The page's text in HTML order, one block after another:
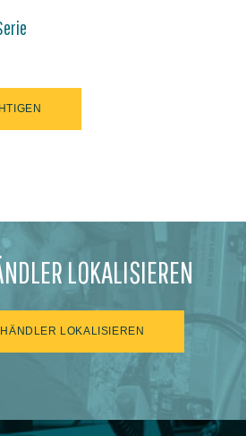
LOKALISIEREN
LOKALISIEREN